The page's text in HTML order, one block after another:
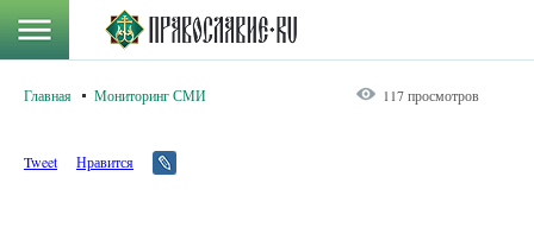
Главная Мониторинг СМИ 117 просмотров
Tweet Нравится